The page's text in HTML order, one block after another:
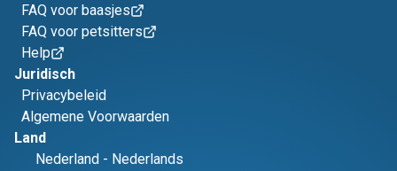
FAQ voor baasjes
FAQ voor petsitters
Help
Juridisch
Privacybeleid
Algemene Voorwaarden
Land
Nederland - Nederlands